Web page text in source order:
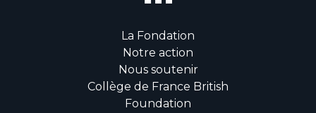
La Fondation
Notre action
Nous soutenir
Collège de France British
Foundation